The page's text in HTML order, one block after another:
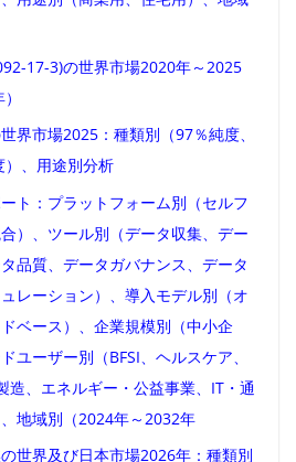
17-3)の世界市場2020年～2025
界市場2025：種類別（97％純度、
、用途別分析
ト：プラットフォーム別（セルフ
）、ツール別（データ収集、デー
品質、データガバナンス、データ
レーション）、導入モデル別（オ
ベース）、企業規模別（中小企
ユーザー別（BFSI、ヘルスケア、
造、エネルギー・公益事業、IT・通
地域別（2024年～2032年
世界及び日本市場2026年：種類別